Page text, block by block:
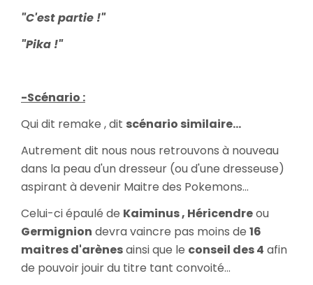
"C'est partie !"
"Pika !"
-Scénario :
Qui dit remake , dit scénario similaire...
Autrement dit nous nous retrouvons à nouveau
dans la peau d'un dresseur (ou d'une dresseuse)
aspirant à devenir Maitre des Pokemons...
Celui-ci épaulé de Kaiminus , Héricendreou
Germignion devra vaincre pas moins de 16
maitres d'arènesainsi que le conseil des 4 afin
de pouvoir jouir du titre tant convoité...